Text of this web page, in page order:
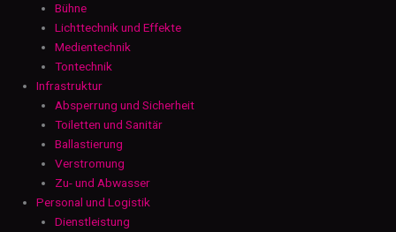
Bühne
Lichttechnik und Effekte
Medientechnik
Tontechnik
Infrastruktur
Absperrung und Sicherheit
Toiletten und Sanitär
Ballastierung
Verstromung
Zu- und Abwasser
Personal und Logistik
Dienstleistung